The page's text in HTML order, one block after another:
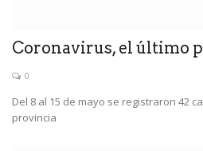
Coronavirus, el último
0
Del 8 al 15 de mayo se registraron 42
provincia